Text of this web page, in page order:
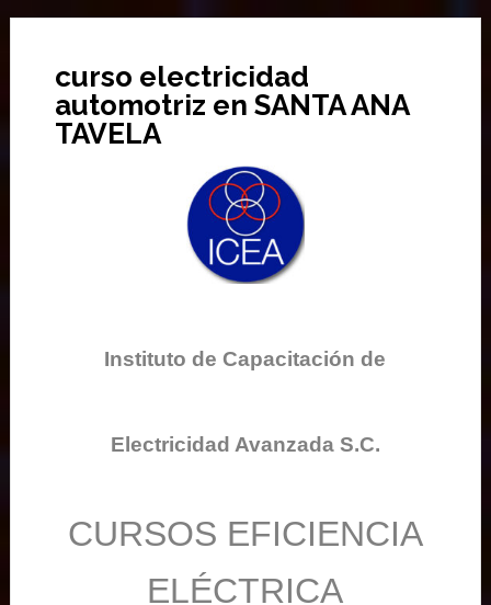
curso electricidad
automotriz en SANTA ANA
TAVELA
Instituto de Capacitación de
Electricidad Avanzada S.C.
CURSOS EFICIENCIA
ELÉCTRICA